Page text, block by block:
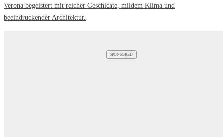
Verona begeistert mit reicher Geschichte, mildem Klima und
beeindruckender Architektur.
SPONSORED